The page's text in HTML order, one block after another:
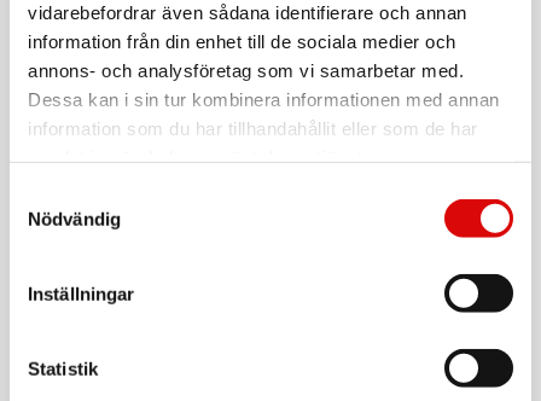
vidarebefordrar även sådana identifierare och annan
information från din enhet till de sociala medier och
annons- och analysföretag som vi samarbetar med.
Dessa kan i sin tur kombinera informationen med annan
information som du har tillhandahållit eller som de har
Nödvändig
Inställningar
Statistik
Art. nr:WS-540BLACK
Tillv. art. nr:WS-
540BLACK
EAN-kod:
5706751045325
För hel kartong beställ:
- Inomhus & utomhus temperatur och luftfuktighet
- Inklusive 1st utomhus-givare (upp till 3st stöds)